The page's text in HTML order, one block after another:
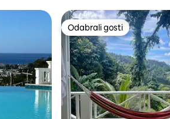
Odabrali gosti
Odabrali gosti